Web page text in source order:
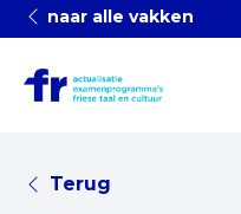
naar alle vakken
Terug